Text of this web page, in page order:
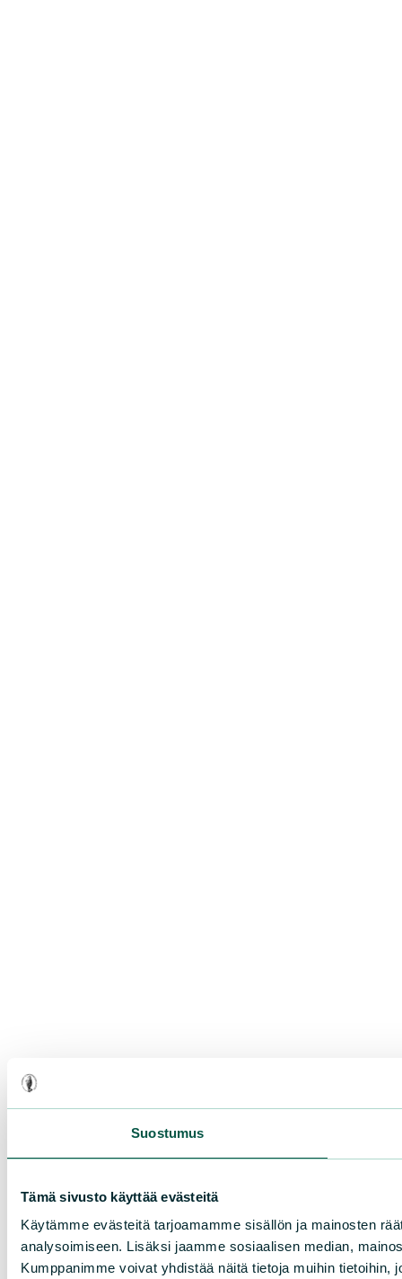
Suostumus
Tämä sivusto käyttää evästeitä
Käytämme evästeitä tarjoamamme sisällön ja mainosten
analysoimiseen. Lisäksi jaamme sosiaalisen median,
Kumppanimme voivat yhdistää näitä tietoja muihin tietoihin,